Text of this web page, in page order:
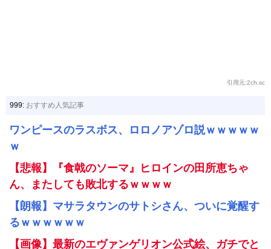
引用元:2ch.sc
999: おすすめ人気記事
ワンピースのラスボス、ロロノアゾロ説ｗｗｗｗｗ
ｗ
【悲報】『食戟のソーマ』ヒロインの田所恵ちゃ
ん、またしても敗北するｗｗｗｗ
【朗報】マサラタウンのサトシさん、ついに覚醒す
るｗｗｗｗｗｗ
【画像】最新のエヴァンゲリオン公式絵、ガチでと